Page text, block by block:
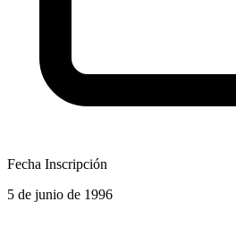
Fecha Inscripción
5 de junio de 1996